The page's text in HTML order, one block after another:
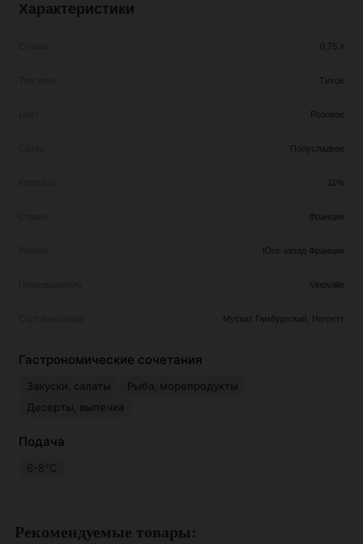
Характеристики
0,75 л
Тихое
Розовое
Полусладкое
11%
Франция
Юго-запад Франции
Vinovalie
Мускат Гамбургский, Негретт
Гастрономические сочетания
Закуски, салаты
Рыба, морепродукты
Десерты, выпечка
Подача
6-8°С
Рекомендуемые товары: